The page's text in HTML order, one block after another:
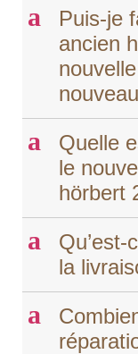
a
Puis-je
ancien
a
Quelle
le
hörbert
a
la
a